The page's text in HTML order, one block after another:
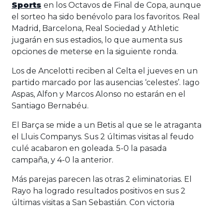
Sports en los Octavos de Final de Copa, aunque
el sorteo ha sido benévolo para los favoritos. Real
Madrid, Barcelona, Real Sociedad y Athletic
jugarán en sus estadios, lo que aumenta sus
opciones de meterse en la siguiente ronda.
Los de Ancelotti reciben al Celta el jueves en un
partido marcado por las ausencias ‘celestes’. Iago
Aspas, Alfon y Marcos Alonso no estarán en el
Santiago Bernabéu.
El Barça se mide a un Betis al que se le atraganta
el Lluis Companys. Sus 2 últimas visitas al feudo
culé acabaron en goleada. 5-0 la pasada
campaña, y 4-0 la anterior.
Más parejas parecen las otras 2 eliminatorias. El
Rayo ha logrado resultados positivos en sus 2
últimas visitas a San Sebastián. Con victoria